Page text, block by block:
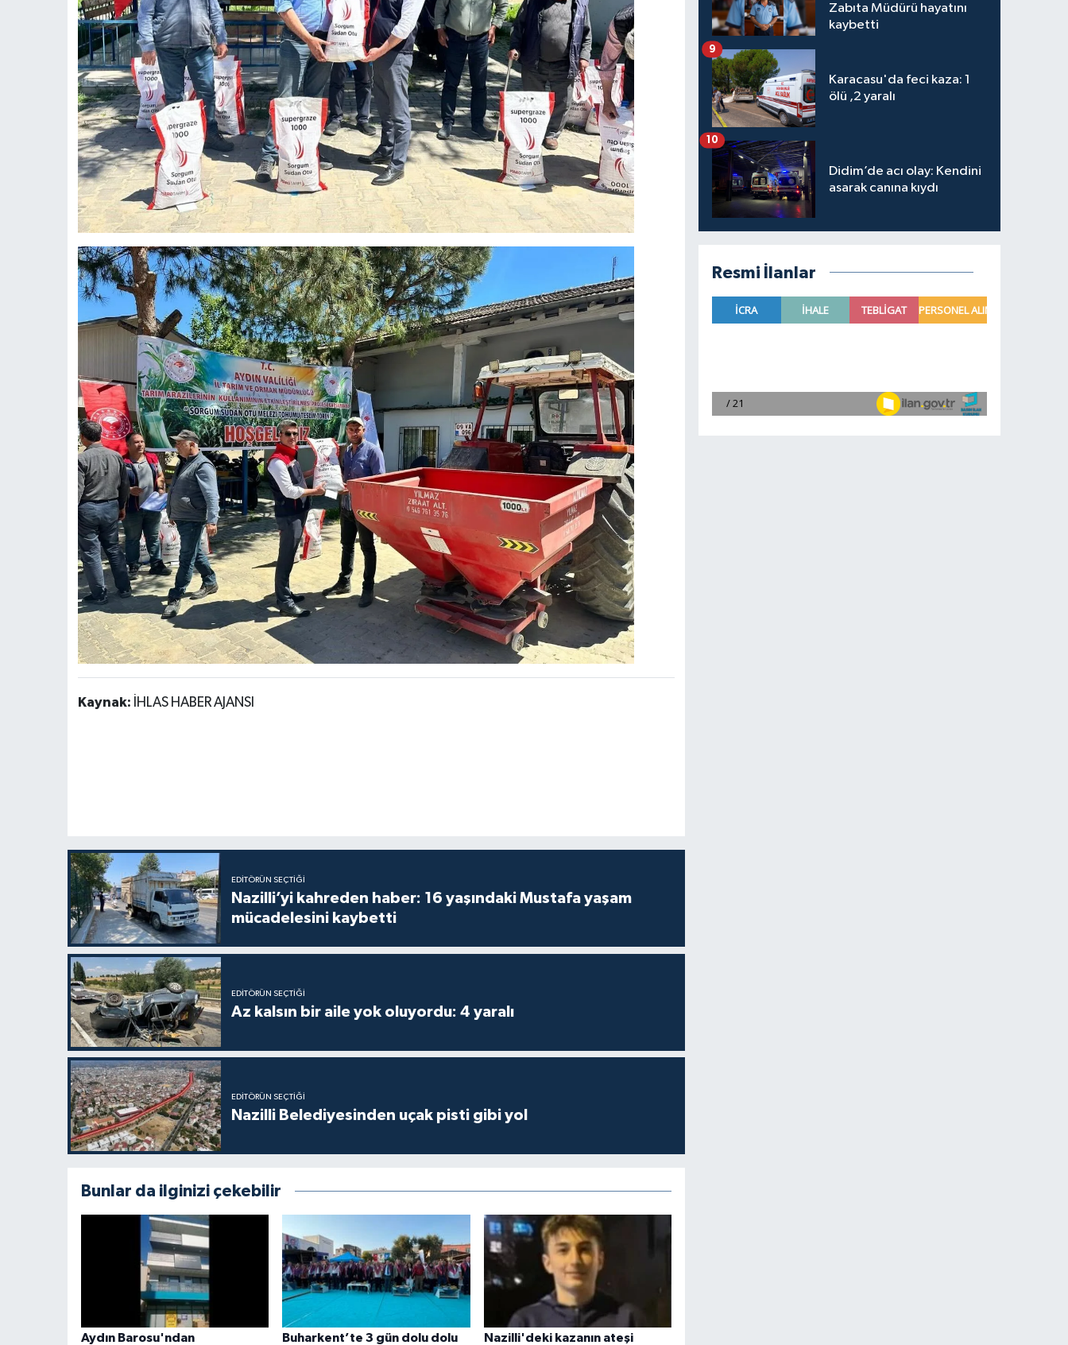
Kaynak: İHLAS HABER AJANSI
EDITÖRÜN SEÇTIĞI
Nazilli’yi kahreden haber: 16 yaşındaki Mustafa yaşam
mücadelesini kaybetti
EDITÖRÜN SEÇTIĞI
Az kalsın bir aile yok oluyordu: 4 yaralı
EDITÖRÜN SEÇTIĞI
Nazilli Belediyesinden uçak pisti gibi yol
Bunlar da ilginizi çekebilir
Aydın Barosu'ndan Buharkent’te 3 gün dolu dolu Nazilli'deki kazanın ateşi
Zabıta Müdürü hayatını
kaybetti
Karacasu'da feci kaza: 1
ölü ,2 yaralı
9
Didim’de acı olay: Kendini
asarak canına kıydı
10
Resmi İlanlar